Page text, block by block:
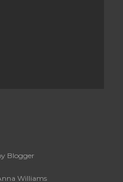
Blogger
Williams